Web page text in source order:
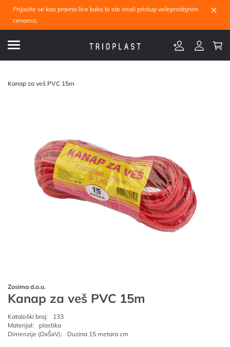
Prijavite se kao pravno lice kako bi ste imali pristup veleprodajnim
cenama.
×
Kanap za veš PVC 15m
Zosima d.o.o.
Kanap za veš PVC 15m
Kataloški broj:
133
Materijal:
plastika
Dimenzije (DxŠxV):
Duzina 15 metara cm